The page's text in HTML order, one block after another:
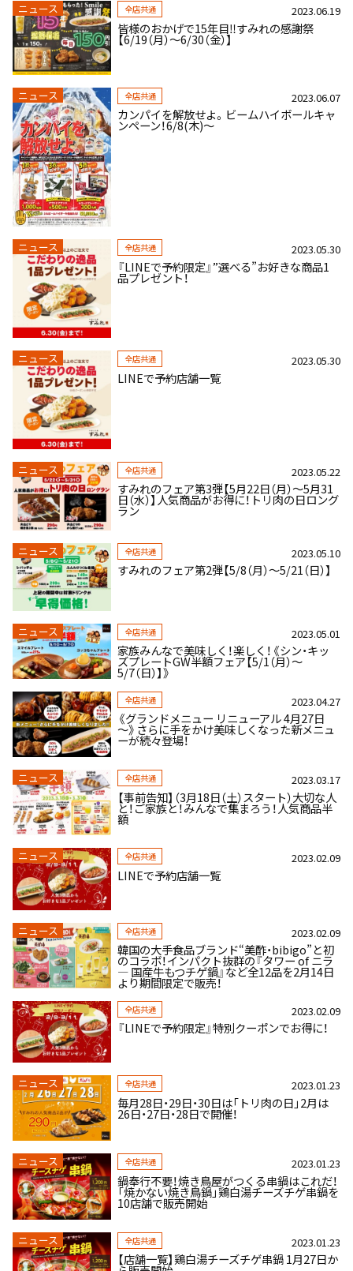
ニュース 全店共通 2023.06.19
皆様のおかげで15年目‼すみれの感謝祭
【6/19（月）～6/30（金）】
ニュース 全店共通 2023.06.07
カンパイを解放せよ。ビームハイボールキャ
ンペーン！6/8(木)～
ニュース 全店共通 2023.05.30
『LINEで予約限定』”選べる”お好きな商品1
品プレゼント！
ニュース 全店共通 2023.05.30
LINEで予約店舗一覧
ニュース 全店共通 2023.05.22
すみれのフェア第3弾【5月22日（月）～5月31
日（水）】人気商品がお得に！トリ肉の日ロング
ラン
ニュース 全店共通 2023.05.10
すみれのフェア第2弾【5/8（月）～5/21（日）】
ニュース 全店共通 2023.05.01
家族みんなで美味しく！楽しく！《シン・キッ
ズプレートGW半額フェア【5/1（月）～
5/7（日）】》
全店共通 2023.04.27
《グランドメニュー リニューアル 4月27日
～》さらに手をかけ美味しくなった新メニュ
ーが続々登場！
ニュース 全店共通 2023.03.17
【事前告知】（3月18日（土）スタート）大切な人
と！ご家族と！みんなで集まろう！人気商品半
額
ニュース 全店共通 2023.02.09
LINEで予約店舗一覧
ニュース 全店共通 2023.02.09
韓国の大手食品ブランド“美酢・bibigo”と初
のコラボ！インパクト抜群の『タワー of ニラ
― 国産牛もつチゲ鍋』など全12品を2月14日
より期間限定で販売！
全店共通 2023.02.09
『LINEで予約限定』特別クーポンでお得に！
ニュース 全店共通 2023.01.23
毎月28日・29日・30日は「トリ肉の日」2月は
26日・27日・28日で開催！
ニュース 全店共通 2023.01.23
鍋奉行不要！焼き鳥屋がつくる串鍋はこれだ！
「焼かない焼き鳥鍋」鶏白湯チーズチゲ串鍋を
10店舗で販売開始
ニュース 全店共通 2023.01.23
【店舗一覧】鶏白湯チーズチゲ串鍋 1月27日か